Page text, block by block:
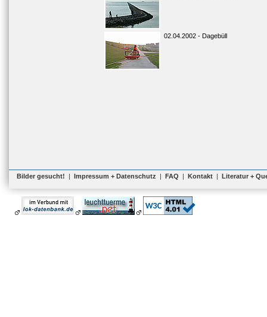
02.04.2002 - Dagebüll
Bilder gesucht! | Impressum + Datenschutz | FAQ | Kontakt | Literatur +